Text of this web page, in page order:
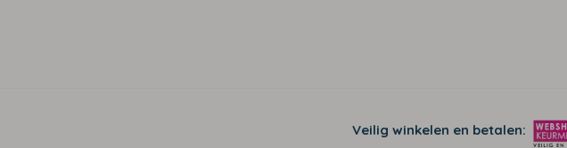
Veilig winkelen en betalen: